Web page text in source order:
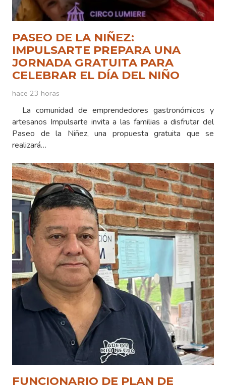
PASEO DE LA NIÑEZ:
IMPULSARTE PREPARA UNA
JORNADA GRATUITA PARA
CELEBRAR EL DÍA DEL NIÑO
hace 23 horas
La comunidad de emprendedores gastronómicos y
artesanos Impulsarte invita a las familias a disfrutar del
Paseo de la Niñez, una propuesta gratuita que se
realizará…
FUNCIONARIO DE PLAN DE